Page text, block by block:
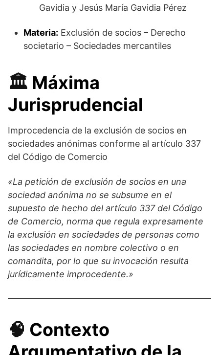
Gavidia y Jesús María Gavidia Pérez
Materia: Exclusión de socios – Derecho
societario – Sociedades mercantiles
🏛️ Máxima
Jurisprudencial
Improcedencia de la exclusión de socios en
sociedades anónimas conforme al artículo 337
del Código de Comercio
«La petición de exclusión de socios en una
sociedad anónima no se subsume en el
supuesto de hecho del artículo 337 del Código
de Comercio, norma que regula expresamente
la exclusión en sociedades de personas como
las sociedades en nombre colectivo o en
comandita, por lo que su invocación resulta
jurídicamente improcedente.»
🧠 Contexto